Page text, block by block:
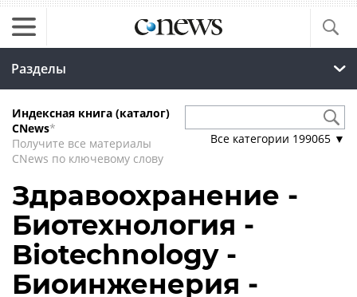
Разделы
Индексная книга (каталог)
CNews*
Получите все материалы
CNews по ключевому слову
Все категории 199065 ▼
Здравоохранение -
Биотехнология -
Biotechnology -
Биоинженерия -